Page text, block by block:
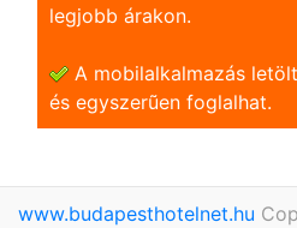
legjobb árakon.
A mobilalkalmazás
és egyszerũen foglalhat.
www.budapesthotelnet.hu